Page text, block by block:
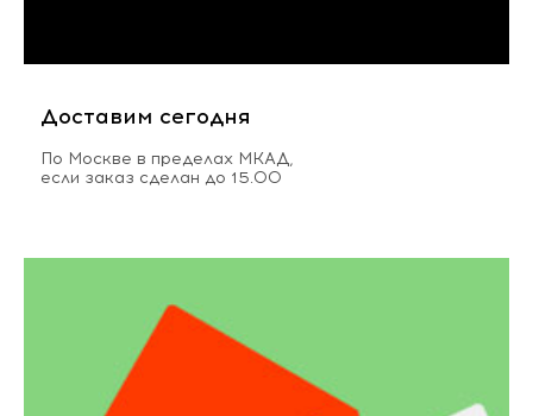
Доставим сегодня
По Москве в пределах МКАД,
если заказ сделан до 15.00